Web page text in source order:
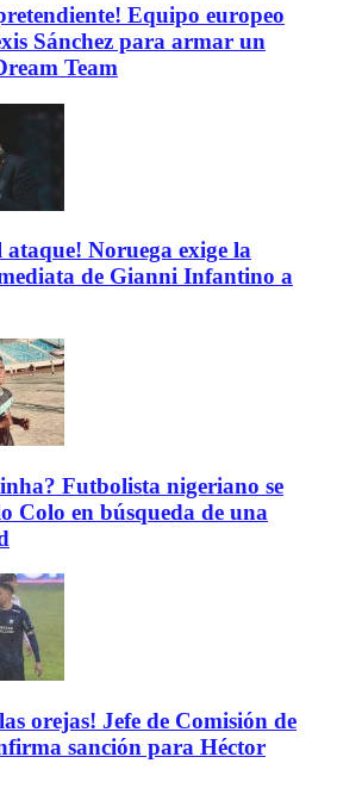
Equipo europeo
Sánchez para armar un
Team
ataque! Noruega exige la
de Gianni Infantino a
Futbolista nigeriano se
Colo en búsqueda de una
orejas! Jefe de Comisión de
sanción para Héctor